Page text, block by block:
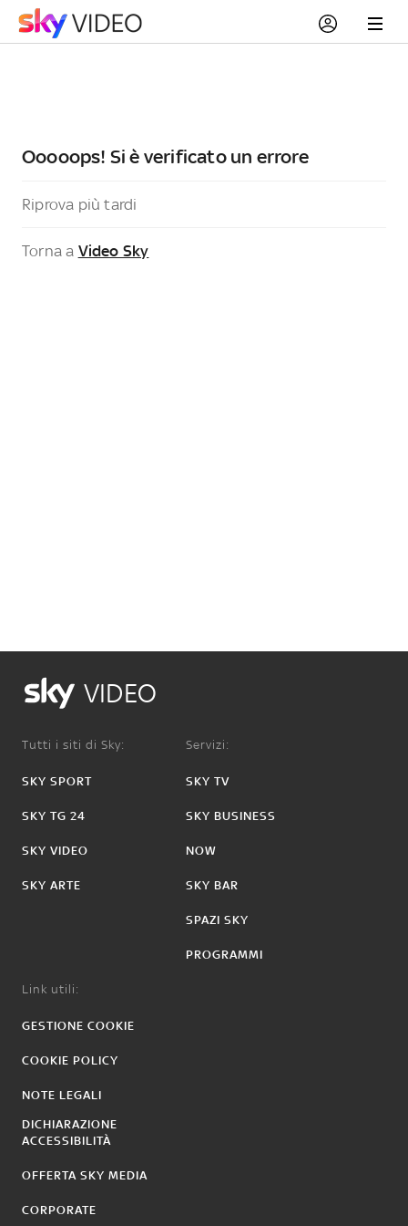
Ooooops! Si è verificato un errore
Riprova più tardi
Torna a Video Sky
VIDEO
Tutti i siti di Sky:
SKY SPORT
SKY TG 24
SKY VIDEO
SKY ARTE
Servizi:
SKY TV
SKY BUSINESS
NOW
SKY BAR
SPAZI SKY
PROGRAMMI
Link utili:
GESTIONE COOKIE
COOKIE POLICY
NOTE LEGALI
DICHIARAZIONE
ACCESSIBILITÀ
OFFERTA SKY MEDIA
CORPORATE